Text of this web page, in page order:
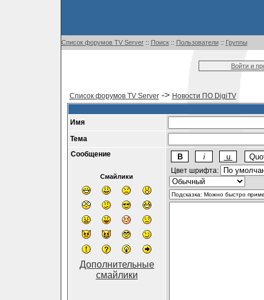
Список форумов TV Server:: Поиск:: Пользователи:: Группы
Войти и
Список форумов TV Server-> Новости ПО DigiTV
Имя
Тема
Сообщение
Смайлики
Дополнительные
смайлики
Цвет шрифта: